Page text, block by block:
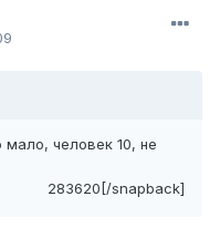
человек 10, не
283620[/snapback]